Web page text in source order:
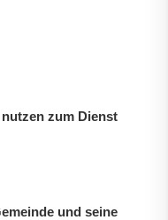
zum Dienst
und seine